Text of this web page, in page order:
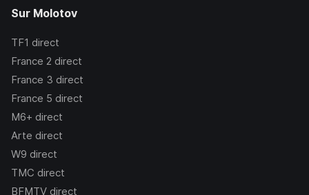
Sur Molotov
TF1 direct
France 2 direct
France 3 direct
France 5 direct
M6+ direct
Arte direct
W9 direct
TMC direct
BFMTV direct